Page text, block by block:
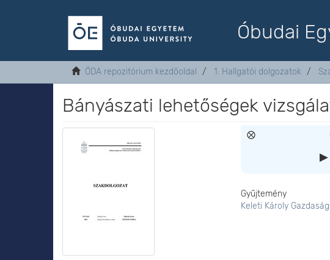
Óbudai
ÓDA repozitórium kezdőoldal 1. Hallgatói dolgozatok
Bányászati lehetőségek
Gyűjtemény
Keleti Károly